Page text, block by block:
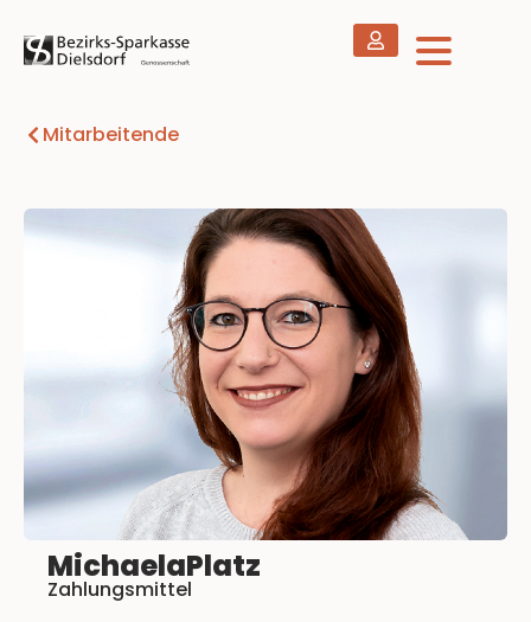
Mitarbeitende
MichaelaPlatz
Zahlungsmittel